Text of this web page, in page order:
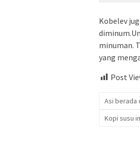
Kobelev
minuman.
yang
Post
Asi berada
Kopi susu